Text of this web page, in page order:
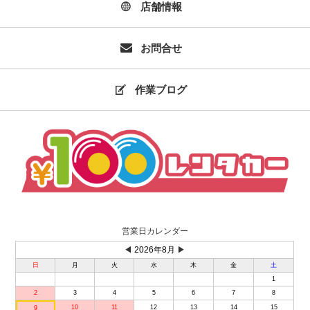
店舗情報
お問合せ
作業ブログ
営業日カレンダー
◀ 2026年8月 ▶
日 月 火 水 木 金
土
1
2
3 4 5 6 7 8
9 10 11 12 13 14 15